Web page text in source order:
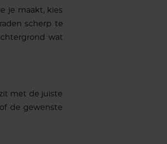
je maakt, kies
scherp te
wat
met de juiste
de gewenste